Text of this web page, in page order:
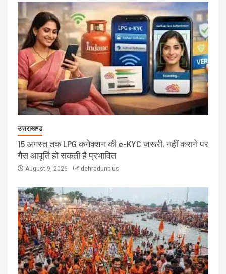
उत्तराखण्ड
15 अगस्त तक LPG कनेक्शन की e-KYC जरूरी, नहीं कराने पर
गैस आपूर्ति हो सकती है प्रभावित
August 9, 2026 dehradunplus